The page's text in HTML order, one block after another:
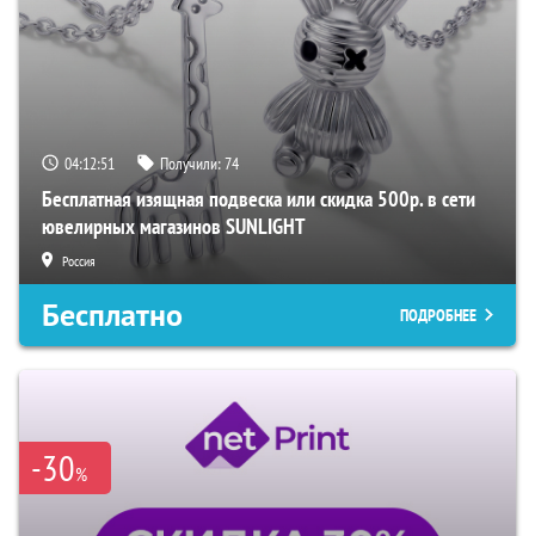
04:12:49 Получили:74
Бесплатная изящная подвеска или скидка 500р. в сети
ювелирных магазинов SUNLIGHT
Россия
Бесплатно ПОДРОБНЕЕ
-30%